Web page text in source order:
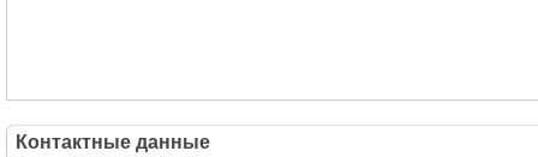
Контактные данные